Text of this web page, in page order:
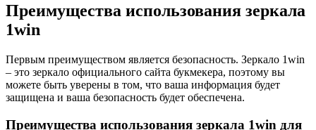
Преимущества использования зеркала
1win
Первым преимуществом является безопасность. Зеркало 1win
– это зеркало официального сайта букмекера, поэтому вы
можете быть уверены в том, что ваша информация будет
защищена и ваша безопасность будет обеспечена.
Преимущества использования зеркала 1win для